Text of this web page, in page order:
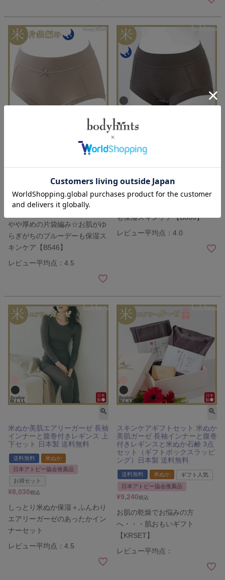
米ぬか美肌 サニタリーショーツ
ナイトウイング対応
在庫限り
30%OFF
1,540
やや厚めの片袋編み☆お肌がゆ
らぎがちのブルーデーも保湿ス
キンケア【B546】
レビュー平均点：4.5
米ぬか美肌 サニタリーショーツ
夜用 羽根つき対応 日本製 生理
米ぬか ナイトウイング対応
税込
も保湿スキンケア【B666】
レビュー平均点：4.0
米ぬか美肌エアリーガーゼ 長袖
インナーと腹巻付きレギンス 上
下セット 日本製 送料無料
送料無料
米ぬか
日本アトピー協会推薦品
お得セット
¥8,030税込
しっとり米ぬか保湿＋ふんわり
エアリーガーゼのあったかイン
ナーセット
レビュー平均点：4.5
スキンケアギフトセット 米ぬか
美肌ガーゼ 長袖インナーと腹巻
付きレギンスと米ぬか石鹸 3点
セット（ギフトボックスラッピ
ング）日本製 送料無料
送料無料 米ぬか
ギフト人気
日本アトピー協会推薦品
¥9,240税込
お肌の乾燥でお悩みの方
へ・・・肌おもいギフト
【KRSET】
レビュー平均点：